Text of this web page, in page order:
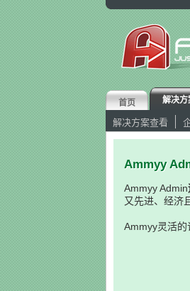
首页 解决方
解决方案查看
Ammyy
Ammyy Admin
又先进、经济
Ammyy灵活的